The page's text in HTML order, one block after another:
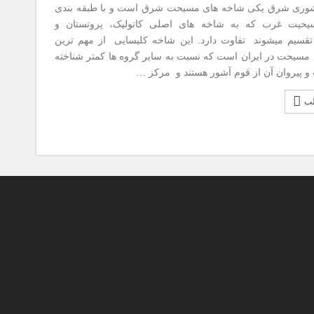
شرق یکی شاخه های مسیحت شرق است و با طبقه بندی
غرب که به شاخه های اصلی کاتولیک، پروتستان و
تقسیم میشوند تفاوت دارد. این شاخه کلیسایی از مهم ترین
در ایران است که نسبت به سایر گروه ها کمتر شناخته
پیروان آن از قوم آشور هستند و مرکز …